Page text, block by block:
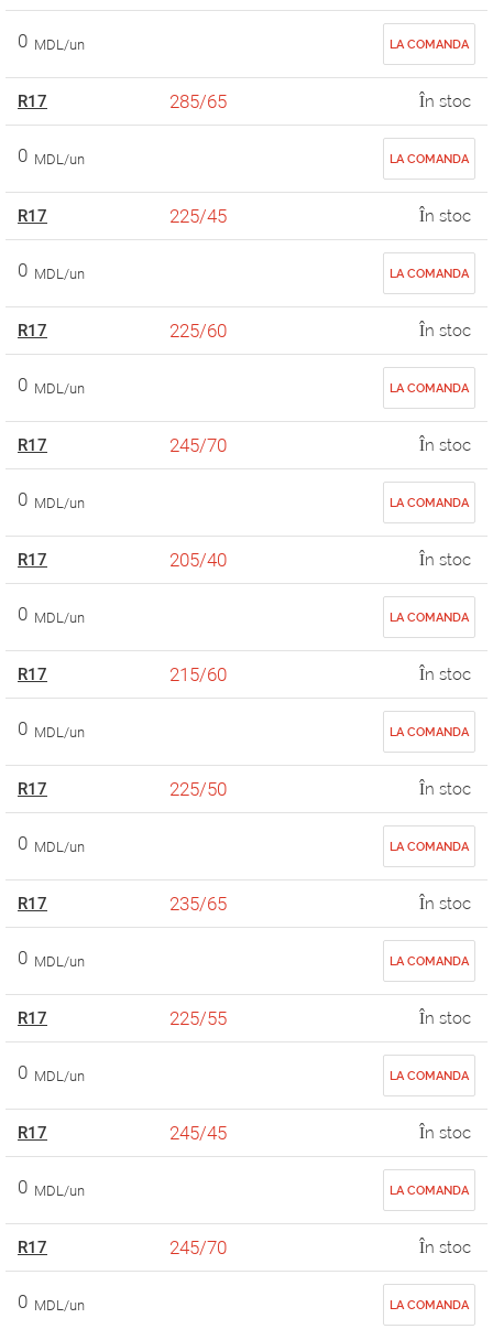
0 MDL/un LA COMANDA
R17 285/65 În stoc
0 MDL/un LA COMANDA
R17 225/45 În stoc
0 MDL/un LA COMANDA
R17 225/60 În stoc
0 MDL/un LA COMANDA
R17 245/70 În stoc
0 MDL/un LA COMANDA
R17 205/40 În stoc
0 MDL/un LA COMANDA
R17 215/60 În stoc
0 MDL/un LA COMANDA
R17 225/50 În stoc
0 MDL/un LA COMANDA
R17 235/65 În stoc
0 MDL/un LA COMANDA
R17 225/55 În stoc
0 MDL/un LA COMANDA
R17 245/45 În stoc
0 MDL/un LA COMANDA
R17 245/70 În stoc
0 MDL/un LA COMANDA